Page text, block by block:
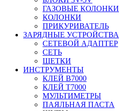
ГАЗОВЫЕ КОЛОНКИ
КОЛОНКИ
ПРИКУРИВАТЕЛЬ
ЗАРЯДНЫЕ УСТРОЙСТВА
СЕТЕВОЙ АДАПТЕР
СЕТЬ
ЩЕТКИ
ИНСТРУМЕНТЫ
КЛЕЙ B7000
КЛЕЙ T7000
МУЛЬТИМЕТРЫ
ПАЯЛЬНАЯ ПАСТА